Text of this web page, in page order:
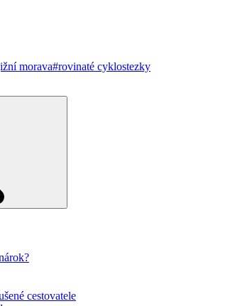
morava#rovinaté cyklostezky
cestovatele